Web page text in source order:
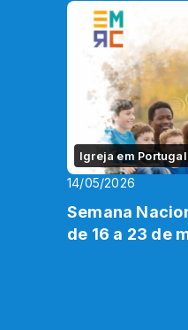
Igreja em Portugal
14/05/2026
Semana
de 16 a 23 de